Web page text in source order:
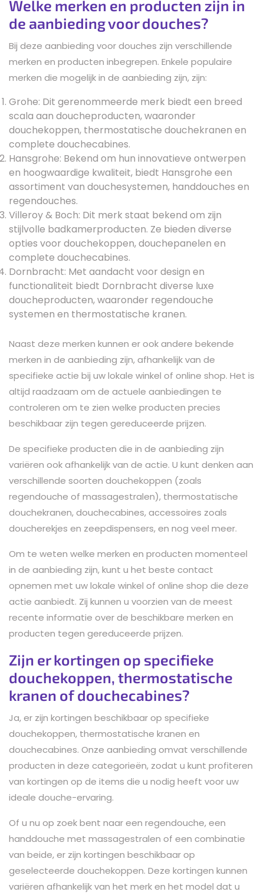
Welke merken en producten zijn in
de aanbieding voor douches?
Bij deze aanbieding voor douches zijn verschillende
merken en producten inbegrepen. Enkele populaire
merken die mogelijk in de aanbieding zijn, zijn:
Grohe: Dit gerenommeerde merk biedt een breed
scala aan doucheproducten, waaronder
douchekoppen, thermostatische douchekranen en
complete douchecabines.
Hansgrohe: Bekend om hun innovatieve ontwerpen
en hoogwaardige kwaliteit, biedt Hansgrohe een
assortiment van douchesystemen, handdouches en
regendouches.
Villeroy & Boch: Dit merk staat bekend om zijn
stijlvolle badkamerproducten. Ze bieden diverse
opties voor douchekoppen, douchepanelen en
complete douchecabines.
Dornbracht: Met aandacht voor design en
functionaliteit biedt Dornbracht diverse luxe
doucheproducten, waaronder regendouche
systemen en thermostatische kranen.
Naast deze merken kunnen er ook andere bekende
merken in de aanbieding zijn, afhankelijk van de
specifieke actie bij uw lokale winkel of online shop. Het is
altijd raadzaam om de actuele aanbiedingen te
controleren om te zien welke producten precies
beschikbaar zijn tegen gereduceerde prijzen.
De specifieke producten die in de aanbieding zijn
variëren ook afhankelijk van de actie. U kunt denken aan
verschillende soorten douchekoppen (zoals
regendouche of massagestralen), thermostatische
douchekranen, douchecabines, accessoires zoals
doucherekjes en zeepdispensers, en nog veel meer.
Om te weten welke merken en producten momenteel
in de aanbieding zijn, kunt u het beste contact
opnemen met uw lokale winkel of online shop die deze
actie aanbiedt. Zij kunnen u voorzien van de meest
recente informatie over de beschikbare merken en
producten tegen gereduceerde prijzen.
Zijn er kortingen op specifieke
douchekoppen, thermostatische
kranen of douchecabines?
Ja, er zijn kortingen beschikbaar op specifieke
douchekoppen, thermostatische kranen en
douchecabines. Onze aanbieding omvat verschillende
producten in deze categorieën, zodat u kunt profiteren
van kortingen op de items die u nodig heeft voor uw
ideale douche-ervaring.
Of u nu op zoek bent naar een regendouche, een
handdouche met massagestralen of een combinatie
van beide, er zijn kortingen beschikbaar op
geselecteerde douchekoppen. Deze kortingen kunnen
variëren afhankelijk van het merk en het model dat u